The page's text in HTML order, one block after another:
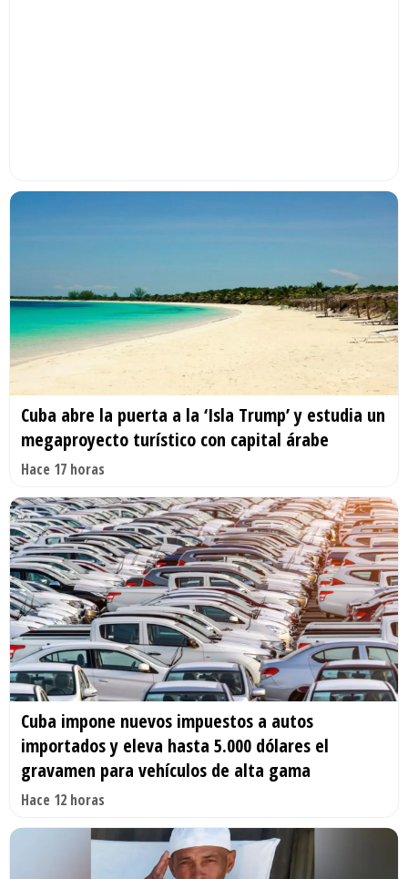
Cuba abre la puerta a la ‘Isla Trump’ y estudia un
megaproyecto turístico con capital árabe
Hace 17 horas
Cuba impone nuevos impuestos a autos
importados y eleva hasta 5.000 dólares el
gravamen para vehículos de alta gama
Hace 12 horas